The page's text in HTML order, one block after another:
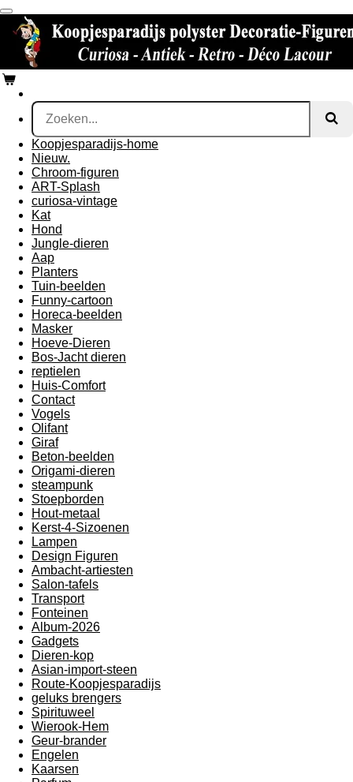
Ga
direct
naar
hoofdinhoud
Koopjesparadijs-home
Nieuw.
Chroom-figuren
ART-Splash
curiosa-vintage
Kat
Hond
Jungle-dieren
Aap
Planters
Tuin-beelden
Funny-cartoon
Horeca-beelden
Masker
Hoeve-Dieren
Bos-Jacht dieren
reptielen
Huis-Comfort
Contact
Vogels
Olifant
Giraf
Beton-beelden
Origami-dieren
steampunk
Stoepborden
Hout-metaal
Kerst-4-Sizoenen
Lampen
Design Figuren
Ambacht-artiesten
Salon-tafels
Transport
Fonteinen
Album-2026
Gadgets
Dieren-kop
Asian-import-steen
Route-Koopjesparadijs
geluks brengers
Spirituweel
Wierook-Hem
Geur-brander
Engelen
Kaarsen